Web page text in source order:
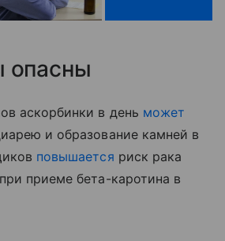
опасны
аскорбинки в день может
и образование камней в
повышается риск рака
приеме бета-каротина в